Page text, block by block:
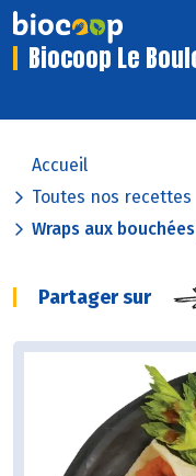
Biocoop Le
Accueil
Toutes nos recettes
Wraps aux
Partager sur